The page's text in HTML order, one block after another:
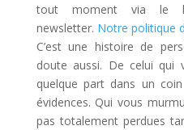
tout moment via le
newsletter. Notre politique
C’est une histoire de
doute aussi. De celui qui
quelque part dans un
évidences. Qui vous
pas totalement perdues